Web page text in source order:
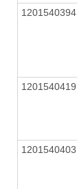
1201540394
1201540419
1201540403